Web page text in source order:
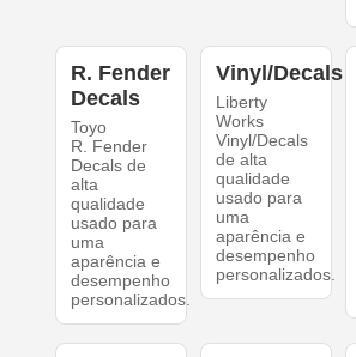
R. Fender
Decals
Toyo
R. Fender
Decals de
alta
qualidade
usado para
uma
aparência e
desempenho
personalizados.
Vinyl/Decals
Liberty
Works
Vinyl/Decals
de alta
qualidade
usado para
uma
aparência e
desempenho
personalizados.